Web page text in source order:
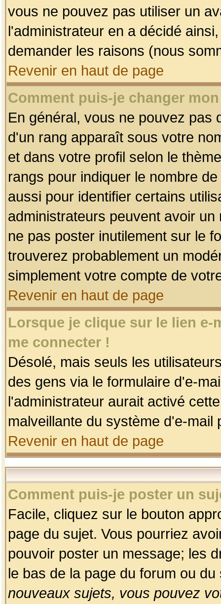
vous ne pouvez pas utiliser un
l'administrateur en a décidé
demander les raisons (nous
Revenir en haut de page
Comment puis-je changer
En général, vous ne pouvez pas
d'un rang apparaît sous votre
et dans votre profil selon le
rangs pour indiquer le nombre
aussi pour identifier certains
administrateurs peuvent avoir
ne pas poster inutilement sur le
trouverez probablement un
simplement votre compte de
Revenir en haut de page
Lorsque je clique sur le lien
me connecter !
Désolé, mais seuls les
des gens via le formulaire d'e-
l'administrateur aurait activé
malveillante du système d'e-
Revenir en haut de page
Comment puis-je poster un
Facile, cliquez sur le bouton
page du sujet. Vous pourriez
pouvoir poster un message; les
le bas de la page du forum ou
nouveaux sujets, vous pouvez